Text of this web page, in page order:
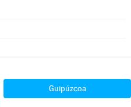
Guipúzcoa